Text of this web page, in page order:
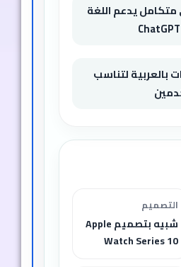
يدعم اللغة
بالعربية لتناسب
التصميم
شبيه بتصميم Apple
Watch Series 10